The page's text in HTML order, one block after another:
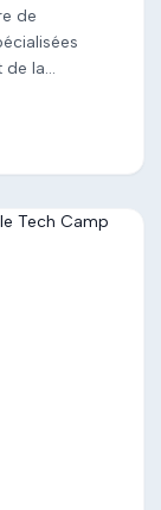
de
de la
mises en